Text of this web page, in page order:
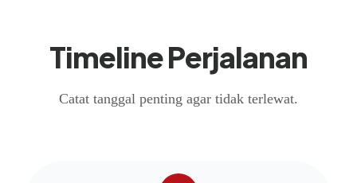
Timeline Perjalanan
Catat tanggal penting agar tidak terlewat.